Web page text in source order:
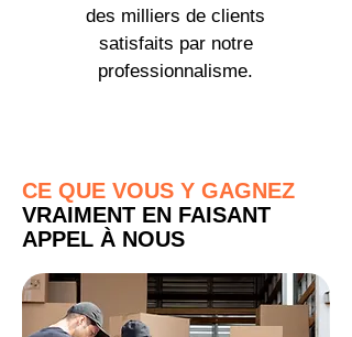
des milliers de clients
satisfaits par notre
professionnalisme.
CE QUE VOUS Y GAGNEZ
VRAIMENT EN FAISANT
APPEL À NOUS